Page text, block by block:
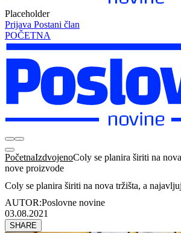
Placeholder
Prijava Postani član
POČETNA
PočetnaIzdvojenoColy se planira širiti na
nove proizvode
Coly se planira širiti na nova tržišta, a
AUTOR:Poslovne novine
03.08.2021
SHARE